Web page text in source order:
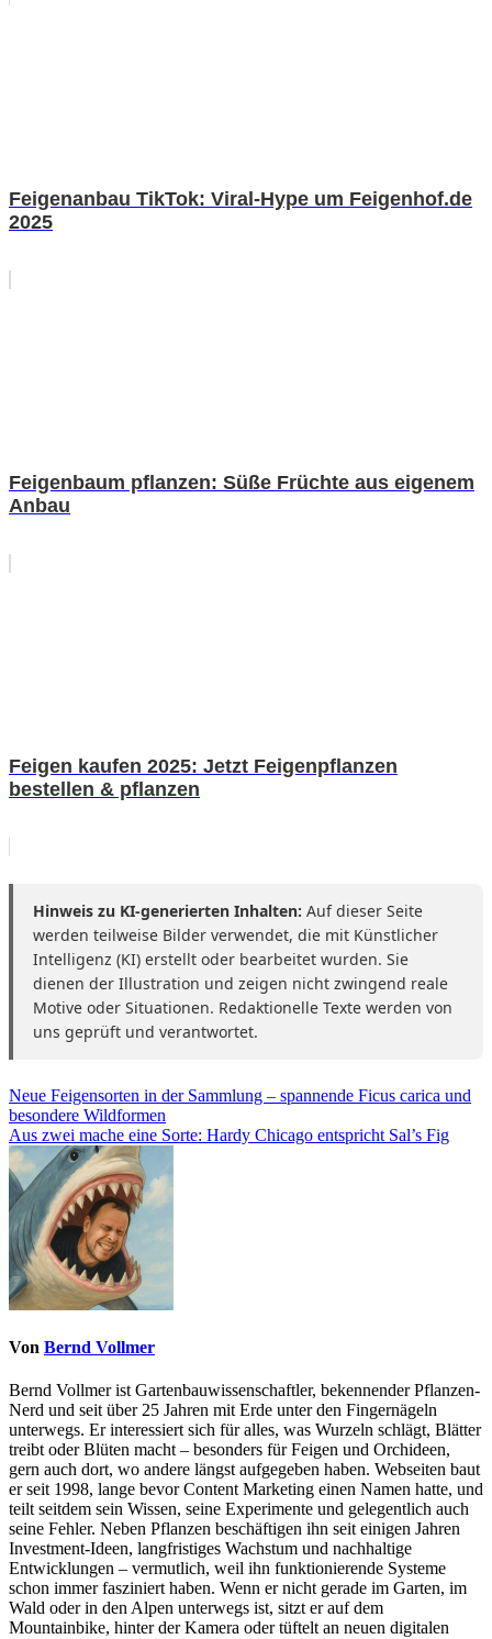
Feigenanbau TikTok: Viral-Hype um Feigenhof.de
2025
Feigenbaum pflanzen: Süße Früchte aus eigenem
Anbau
Feigen kaufen 2025: Jetzt Feigenpflanzen
bestellen & pflanzen
Hinweis zu KI-generierten Inhalten: Auf dieser Seite
werden teilweise Bilder verwendet, die mit Künstlicher
Intelligenz (KI) erstellt oder bearbeitet wurden. Sie
dienen der Illustration und zeigen nicht zwingend reale
Motive oder Situationen. Redaktionelle Texte werden von
uns geprüft und verantwortet.
Beitragsnavigation
Neue Feigensorten in der Sammlung – spannende Ficus carica und
besondere Wildformen
Aus zwei mache eine Sorte: Hardy Chicago entspricht Sal’s Fig
Von Bernd Vollmer
Bernd Vollmer ist Gartenbauwissenschaftler, bekennender Pflanzen-
Nerd und seit über 25 Jahren mit Erde unter den Fingernägeln
unterwegs. Er interessiert sich für alles, was Wurzeln schlägt, Blätter
treibt oder Blüten macht – besonders für Feigen und Orchideen,
gern auch dort, wo andere längst aufgegeben haben. Webseiten baut
er seit 1998, lange bevor Content Marketing einen Namen hatte, und
teilt seitdem sein Wissen, seine Experimente und gelegentlich auch
seine Fehler. Neben Pflanzen beschäftigen ihn seit einigen Jahren
Investment-Ideen, langfristiges Wachstum und nachhaltige
Entwicklungen – vermutlich, weil ihn funktionierende Systeme
schon immer fasziniert haben. Wenn er nicht gerade im Garten, im
Wald oder in den Alpen unterwegs ist, sitzt er auf dem
Mountainbike, hinter der Kamera oder tüftelt an neuen digitalen